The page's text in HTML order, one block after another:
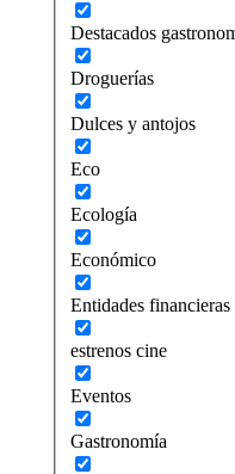
Destacados
Droguerías
Dulces y antojos
Eco
Ecología
Económico
Entidades financieras
estrenos cine
Eventos
Gastronomía